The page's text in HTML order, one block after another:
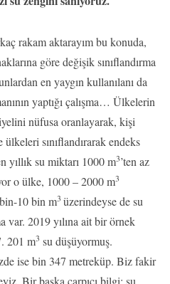
rakam aktarayım bu konuda,
göre değişik sınıflandırma
en yaygın kullanılanı da
yaptığı çalışma… Ülkelerin
nüfusa oranlayarak, kişi
sınıflandırarak endeks
yıllık su miktarı 1000 m3’ten az
o ülke, 1000 – 2000 m3
bin-10 bin m3 üzerindeyse de su
var. 2019 yılına ait bir örnek
201 m3 su düşüyormuş.
ise bin 347 metreküp. Biz fakir
Bir başka çarpıcı bilgi; su